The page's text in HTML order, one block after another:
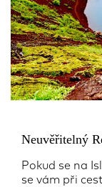
Neuvěřitelný
Pokud se na
se vám při